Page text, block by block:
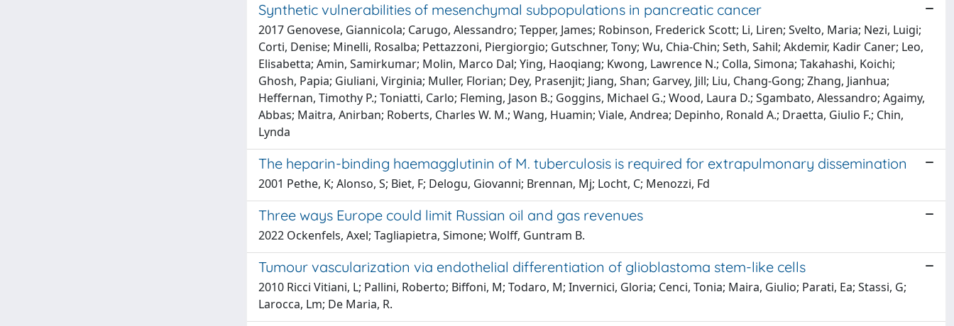
Synthetic vulnerabilities of mesenchymal subpopulations in pancreatic cancer
2017 Genovese, Giannicola; Carugo, Alessandro; Tepper, James; Robinson, Frederick Scott; Li, Liren; Svelto, Maria; Nezi, Luigi;
Corti, Denise; Minelli, Rosalba; Pettazzoni, Piergiorgio; Gutschner, Tony; Wu, Chia-Chin; Seth, Sahil; Akdemir, Kadir Caner; Leo,
Elisabetta; Amin, Samirkumar; Molin, Marco Dal; Ying, Haoqiang; Kwong, Lawrence N.; Colla, Simona; Takahashi, Koichi;
Ghosh, Papia; Giuliani, Virginia; Muller, Florian; Dey, Prasenjit; Jiang, Shan; Garvey, Jill; Liu, Chang-Gong; Zhang, Jianhua;
Heffernan, Timothy P.; Toniatti, Carlo; Fleming, Jason B.; Goggins, Michael G.; Wood, Laura D.; Sgambato, Alessandro; Agaimy,
Abbas; Maitra, Anirban; Roberts, Charles W. M.; Wang, Huamin; Viale, Andrea; Depinho, Ronald A.; Draetta, Giulio F.; Chin,
Lynda
The heparin-binding haemagglutinin of M. tuberculosis is required for extrapulmonary dissemination
2001 Pethe, K; Alonso, S; Biet, F; Delogu, Giovanni; Brennan, Mj; Locht, C; Menozzi, Fd
Three ways Europe could limit Russian oil and gas revenues
2022 Ockenfels, Axel; Tagliapietra, Simone; Wolff, Guntram B.
Tumour vascularization via endothelial differentiation of glioblastoma stem-like cells
2010 Ricci Vitiani, L; Pallini, Roberto; Biffoni, M; Todaro, M; Invernici, Gloria; Cenci, Tonia; Maira, Giulio; Parati, Ea; Stassi, G;
Larocca, Lm; De Maria, R.